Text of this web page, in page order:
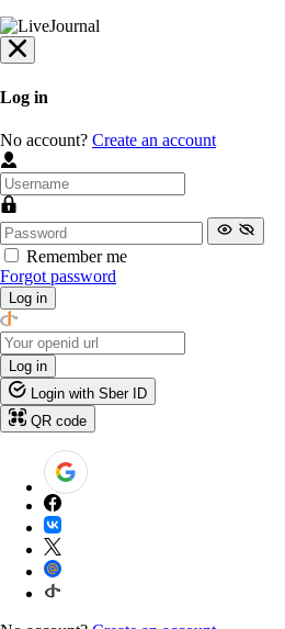
Log in
No account? Create an account
Remember me
Forgot password
Log in
Log in
Login with Sber ID
QR code